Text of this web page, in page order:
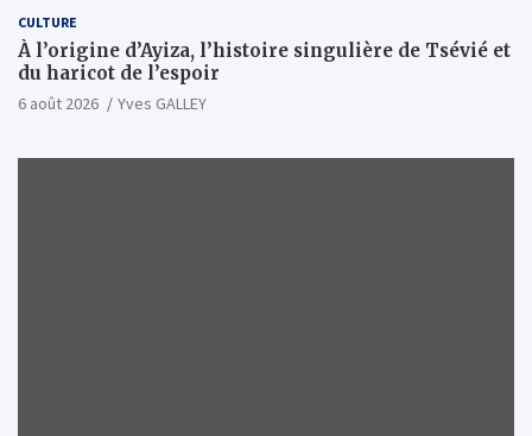
CULTURE
À l’origine d’Ayiza, l’histoire singulière de Tsévié et
du haricot de l’espoir
6 août 2026 Yves GALLEY